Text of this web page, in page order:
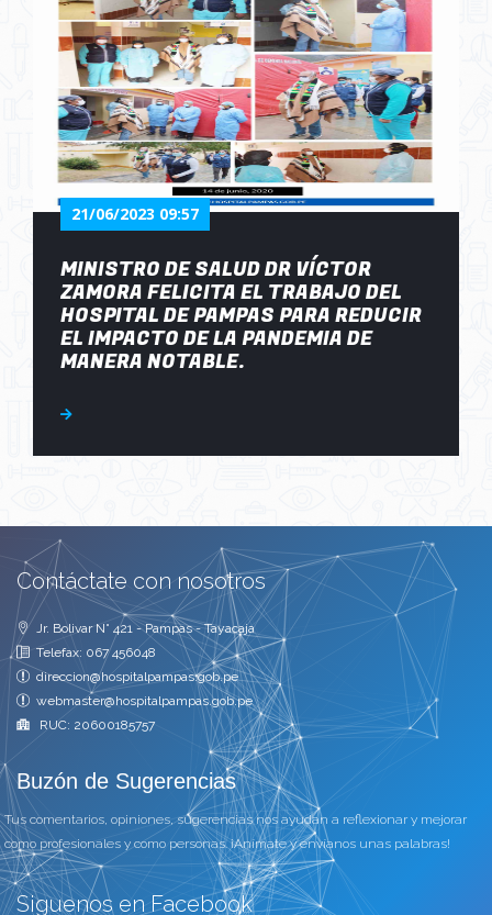
21/06/2023 09:57
MINISTRO DE SALUD DR VÍCTOR
ZAMORA FELICITA EL TRABAJO DEL
HOSPITAL DE PAMPAS PARA REDUCIR
EL IMPACTO DE LA PANDEMIA DE
MANERA NOTABLE.
Contáctate con nosotros
Jr. Bolivar N° 421 - Pampas - Tayacaja
Telefax: 067 456048
direccion@hospitalpampas.gob.pe
webmaster@hospitalpampas.gob.pe
RUC: 20600185757
Buzón de Sugerencias
Tus comentarios, opiniones, sugerencias nos ayudan a reflexionar y mejorar
como profesionales y como personas. ¡Anímate y envíanos unas palabras!
Siguenos en Facebook